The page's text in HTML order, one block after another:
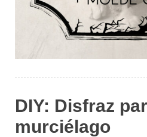
DIY: Disfraz
murciélago